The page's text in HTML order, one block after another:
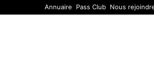
Annuaire
Pass Club Nous